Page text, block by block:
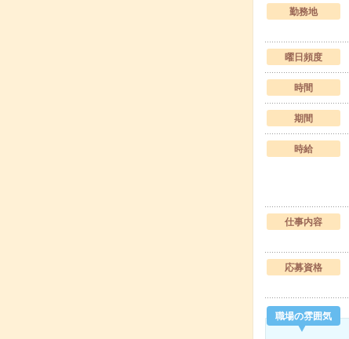
勤務地
曜日頻度
時間
期間
時給
仕事内容
応募資格
職場の雰囲気